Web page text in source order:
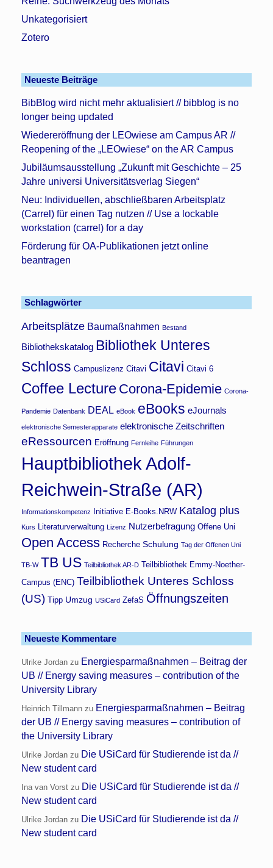
Unkategorisiert
Zotero
Neueste Beiträge
BibBlog wird nicht mehr aktualisiert // bibblog is no
longer being updated
Wiedereröffnung der LEOwiese am Campus AR //
Reopening of the „LEOwiese“ on the AR Campus
Jubiläumsausstellung „Zukunft mit Geschichte – 25
Jahre universi Universitätsverlag Siegen“
Neu: Individuellen, abschließbaren Arbeitsplatz
(Carrel) für einen Tag nutzen // Use a lockable
workstation (carrel) for a day
Förderung für OA-Publikationen jetzt online
beantragen
Schlagwörter
Arbeitsplätze Baumaßnahmen Bestand
Bibliothekskatalog Bibliothek Unteres
Schloss Campuslizenz Citavi Citavi Citavi 6
Coffee Lecture Corona-Epidemie Corona-
Pandemie Datenbank DEAL eBook eBooks eJournals
elektronische Semesterapparate elektronische Zeitschriften
eRessourcen Eröffnung Fernleihe Führungen
Hauptbibliothek Adolf-
Reichwein-Straße (AR)
Informationskompetenz Initiative E-Books.NRW Katalog plus
Kurs Literaturverwaltung Lizenz Nutzerbefragung Offene Uni
Open Access Recherche Schulung Tag der Offenen Uni
TB-W TB US Teilbibliothek AR-D Teilbibliothek Emmy-Noether-
Campus (ENC) Teilbibliothek Unteres Schloss
(US)
Tipp Umzug USiCard ZefaS Öffnungszeiten
Neueste Kommentare
Ulrike Jordan zu Energiesparmaßnahmen – Beitrag der
UB // Energy saving measures – contribution of the
University Library
Heinrich Tillmann zu Energiesparmaßnahmen – Beitrag
der UB // Energy saving measures – contribution of
the University Library
Ulrike Jordan zu Die USiCard für Studierende ist da //
New student card
Ina van Vorst zu Die USiCard für Studierende ist da //
New student card
Ulrike Jordan zu Die USiCard für Studierende ist da //
New student card